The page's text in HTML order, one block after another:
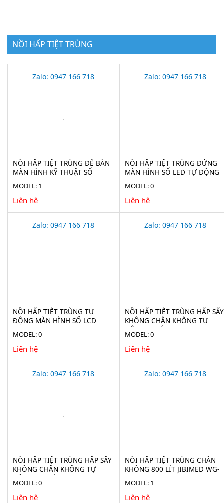
NỒI HẤP TIỆT TRÙNG
Zalo: 0947 166 718
NỒI HẤP TIỆT TRÙNG ĐỂ BÀN
MÀN HÌNH KỸ THUẬT SỐ
MODEL: 1
Liên hệ
Zalo: 0947 166 718
NỒI HẤP TIỆT TRÙNG ĐỨNG
MÀN HÌNH SỐ LED TỰ ĐỘNG
MODEL: 0
Liên hệ
Zalo: 0947 166 718
NỒI HẤP TIỆT TRÙNG TỰ
ĐỘNG MÀN HÌNH SỐ LCD
MODEL: 0
Liên hệ
Zalo: 0947 166 718
NỒI HẤP TIỆT TRÙNG HẤP SẤY
KHÔNG CHÂN KHÔNG TỰ
ĐỘNG 75 LÍT JIBIMED LS-75HV
MODEL: 0
Liên hệ
Zalo: 0947 166 718
NỒI HẤP TIỆT TRÙNG HẤP SẤY
KHÔNG CHÂN KHÔNG TỰ
ĐỘNG 100 LÍT JIBIMED LS-
100HV
MODEL: 0
Liên hệ
Zalo: 0947 166 718
NỒI HẤP TIỆT TRÙNG CHÂN
KHÔNG 800 LÍT JIBIMED WG-
MODEL: 1
Liên hệ